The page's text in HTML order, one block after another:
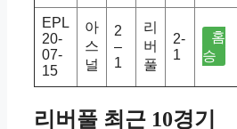
EPL
20-
07-
15
아
스
널
2
–
1
리
버
풀
2-
1
홈
승
리버풀 최근 10경기